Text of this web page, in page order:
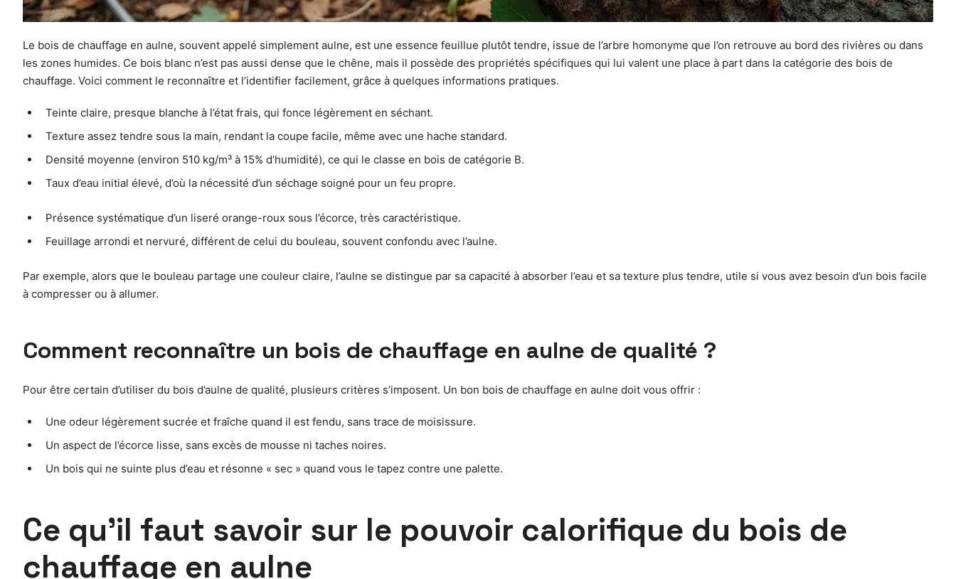
Le bois de chauffage en aulne, souvent appelé simplement aulne, est une essence feuillue plutôt tendre, issue de l’arbre homonyme que l’on retrouve au bord des rivières ou dans
les zones humides. Ce bois blanc n’est pas aussi dense que le chêne, mais il possède des propriétés spécifiques qui lui valent une place à part dans la catégorie des bois de
chauffage. Voici comment le reconnaître et l’identifier facilement, grâce à quelques informations pratiques.
Teinte claire, presque blanche à l’état frais, qui fonce légèrement en séchant.
Texture assez tendre sous la main, rendant la coupe facile, même avec une hache standard.
Densité moyenne (environ 510 kg/m³ à 15% d’humidité), ce qui le classe en bois de catégorie B.
Taux d’eau initial élevé, d’où la nécessité d’un séchage soigné pour un feu propre.
Présence systématique d’un liseré orange-roux sous l’écorce, très caractéristique.
Feuillage arrondi et nervuré, différent de celui du bouleau, souvent confondu avec l’aulne.
Par exemple, alors que le bouleau partage une couleur claire, l’aulne se distingue par sa capacité à absorber l’eau et sa texture plus tendre, utile si vous avez besoin d’un bois facile
à compresser ou à allumer.
Comment reconnaître un bois de chauffage en aulne de qualité ?
Pour être certain d’utiliser du bois d’aulne de qualité, plusieurs critères s’imposent. Un bon bois de chauffage en aulne doit vous offrir :
Une odeur légèrement sucrée et fraîche quand il est fendu, sans trace de moisissure.
Un aspect de l’écorce lisse, sans excès de mousse ni taches noires.
Un bois qui ne suinte plus d’eau et résonne « sec » quand vous le tapez contre une palette.
Ce qu’il faut savoir sur le pouvoir calorifique du bois de
chauffage en aulne